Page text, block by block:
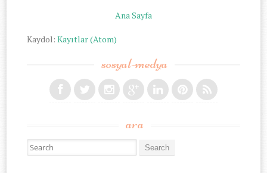
Ana Sayfa
Kaydol:Kayıtlar (Atom)
sosyal-medya
ara
Search for: